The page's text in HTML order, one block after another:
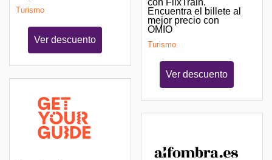
Turismo
Ver descuento
con FlixTrain.
Encuentra el billete al
mejor precio con
OMIO
Turismo
Ver descuento